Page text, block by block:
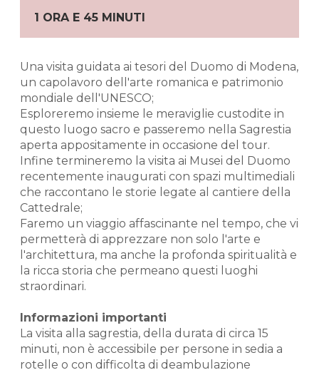
1 ORA E 45 MINUTI
Una visita guidata ai tesori del Duomo di Modena,
un capolavoro dell'arte romanica e patrimonio
mondiale dell'UNESCO;
Esploreremo insieme le meraviglie custodite in
questo luogo sacro e passeremo nella Sagrestia
aperta appositamente in occasione del tour.
Infine termineremo la visita ai Musei del Duomo
recentemente inaugurati con spazi multimediali
che raccontano le storie legate al cantiere della
Cattedrale;
Faremo un viaggio affascinante nel tempo, che vi
permetterà di apprezzare non solo l'arte e
l'architettura, ma anche la profonda spiritualità e
la ricca storia che permeano questi luoghi
straordinari.
Informazioni importanti
La visita alla sagrestia, della durata di circa 15
minuti, non è accessibile per persone in sedia a
rotelle o con difficolta di deambulazione